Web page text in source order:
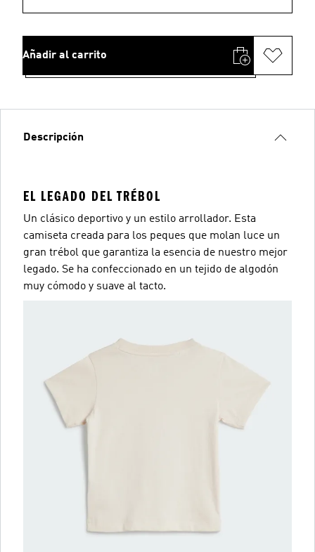
Añadir al carrito
Descripción
EL LEGADO DEL TRÉBOL
Un clásico deportivo y un estilo arrollador. Esta
camiseta creada para los peques que molan luce un
gran trébol que garantiza la esencia de nuestro mejor
legado. Se ha confeccionado en un tejido de algodón
muy cómodo y suave al tacto.